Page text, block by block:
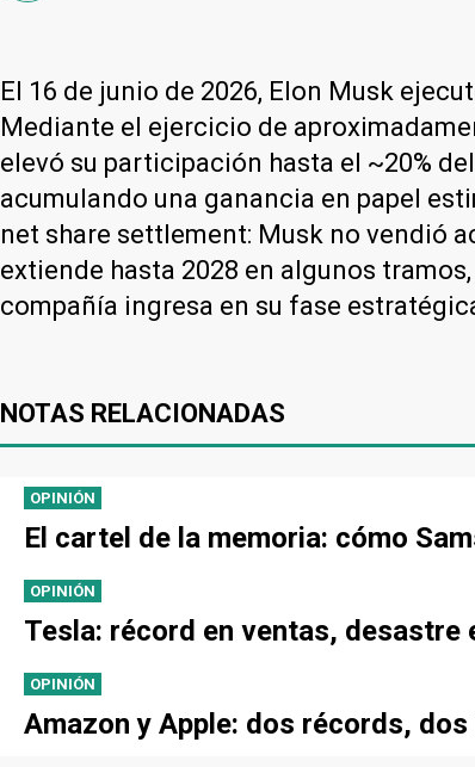
El 16 de junio de 2026, Elon Musk
Mediante el ejercicio de
elevó su participación hasta el ~20%
acumulando una ganancia en papel
net share settlement: Musk no vendió
extiende hasta 2028 en algunos
compañía ingresa en su fase
NOTAS RELACIONADAS
OPINIÓN
El cartel de la memoria: cómo
OPINIÓN
Tesla: récord en ventas,
OPINIÓN
Amazon y Apple: dos récords,